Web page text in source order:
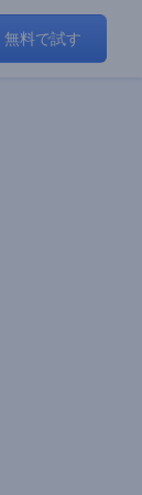
無料で試す